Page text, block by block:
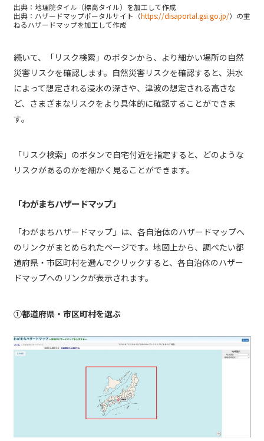
出典：地理院タイル（標高タイル）を加工して作成
出典：ハザードマップポータルサイト（https://disaportal.gsi.go.jp/）の重
ねるハザードマップを加工して作成
続いて、「リスク検索」のボタンから、より細かい場所の自然
災害リスクを確認します。自然災害リスクを確認すると、洪水
によって想定される浸水の深さや、津波の想定される高さな
ど、さまざまなリスクをより具体的に確認することができま
す。
「リスク検索」のボタンで自宅付近を指定すると、どのような
リスクがあるのかを細かく見ることができます。
「わがまちハザードマップ」
「わがまちハザードマップ」は、各自治体のハザードマップへ
のリンクがまとめられたページです。地図上から、調べたい都
道府県・市区町村を選んでクリックすると、各自治体のハザー
ドマップへのリンクが表示されます。
①都道府県・市区町村を選ぶ